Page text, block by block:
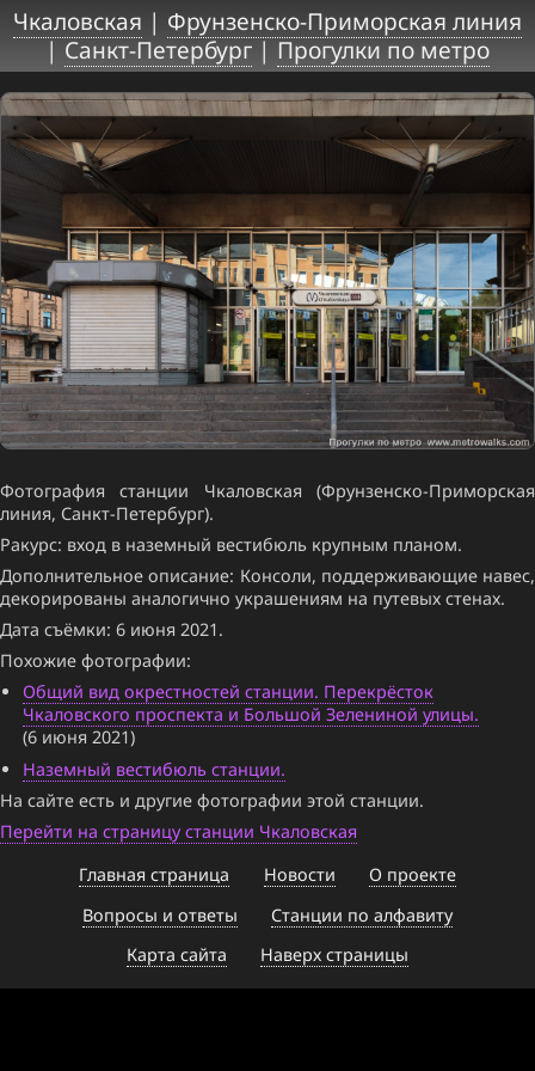
Чкаловская | Фрунзенско-Приморская линия
|Санкт-Петербург|Прогулки по метро
Фотография станции Чкаловская (Фрунзенско-Приморская
линия, Санкт-Петербург).
Ракурс: вход в наземный вестибюль крупным планом.
Дополнительное описание: Консоли, поддерживающие навес,
декорированы аналогично украшениям на путевых стенах.
Дата съёмки: 6 июня 2021.
Похожие фотографии:
Общий вид окрестностей станции. Перекрёсток
Чкаловского проспекта и Большой Зелениной улицы.
(6 июня 2021)
Наземный вестибюль станции.
На сайте есть и другие фотографии этой станции.
Перейти на страницу станции Чкаловская
Главная страница
Новости
О проекте
Вопросы и ответы
Станции по алфавиту
Карта сайта
Наверх страницы